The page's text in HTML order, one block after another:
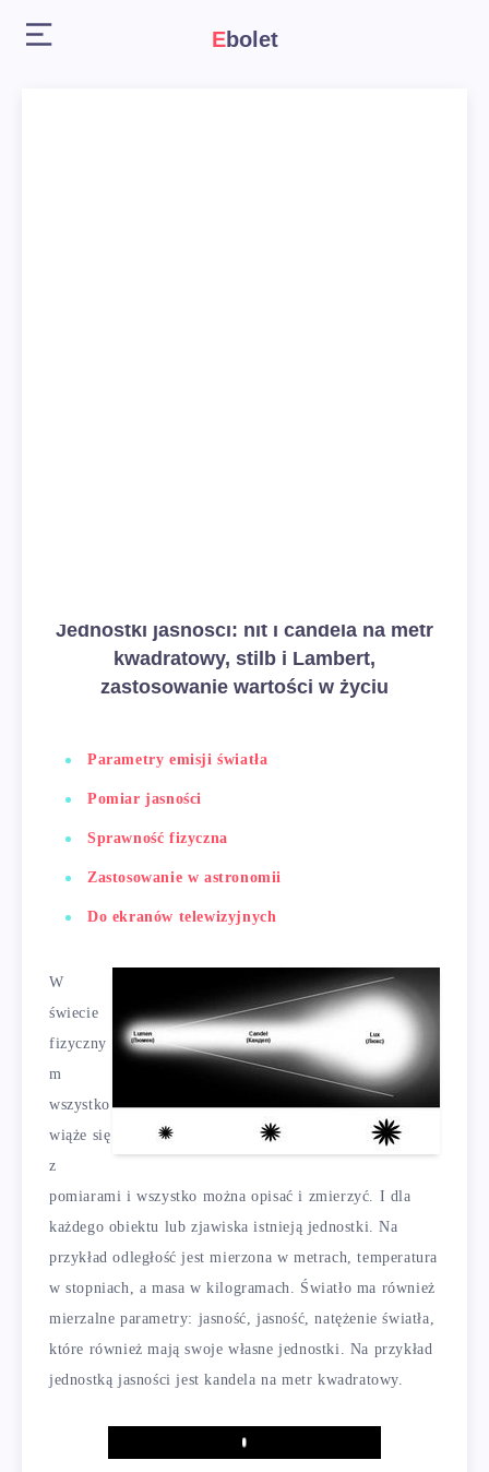
Ebolet
Jednostki jasności: nit i candela na metr
kwadratowy, stilb i Lambert,
zastosowanie wartości w życiu
Parametry emisji światła
Pomiar jasności
Sprawność fizyczna
Zastosowanie w astronomii
Do ekranów telewizyjnych
W
świecie
fizyczny
m
wszystko
wiąże się
z
pomiarami i wszystko można opisać i zmierzyć. I dla
każdego obiektu lub zjawiska istnieją jednostki. Na
przykład odległość jest mierzona w metrach, temperatura
w stopniach, a masa w kilogramach. Światło ma również
mierzalne parametry: jasność, jasność, natężenie światła,
które również mają swoje własne jednostki. Na przykład
jednostką jasności jest kandela na metr kwadratowy.
Play